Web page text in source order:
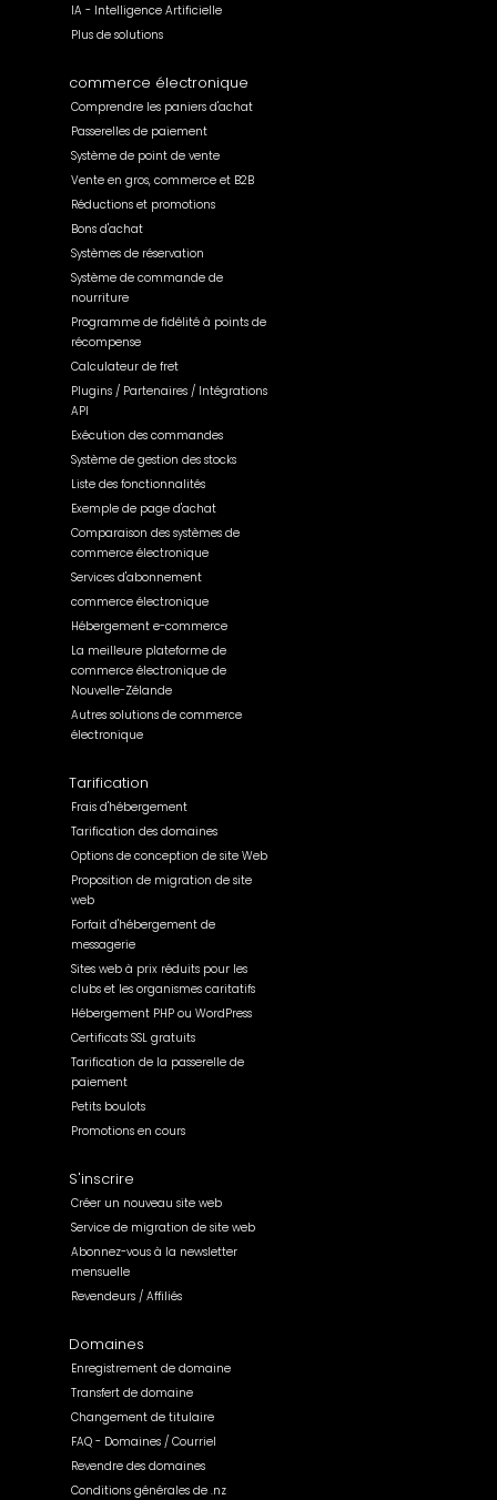
IA - Intelligence Artificielle
Plus de solutions
commerce électronique
Comprendre les paniers d'achat
Passerelles de paiement
Système de point de vente
Vente en gros, commerce et B2B
Réductions et promotions
Bons d'achat
Systèmes de réservation
Système de commande de
nourriture
Programme de fidélité à points de
récompense
Calculateur de fret
Plugins / Partenaires / Intégrations
API
Exécution des commandes
Système de gestion des stocks
Liste des fonctionnalités
Exemple de page d'achat
Comparaison des systèmes de
commerce électronique
Services d'abonnement
commerce électronique
Hébergement e-commerce
La meilleure plateforme de
commerce électronique de
Nouvelle-Zélande
Autres solutions de commerce
électronique
Tarification
Frais d'hébergement
Tarification des domaines
Options de conception de site Web
Proposition de migration de site
web
Forfait d'hébergement de
messagerie
Sites web à prix réduits pour les
clubs et les organismes caritatifs
Hébergement PHP ou WordPress
Certificats SSL gratuits
Tarification de la passerelle de
paiement
Petits boulots
Promotions en cours
S'inscrire
Créer un nouveau site web
Service de migration de site web
Abonnez-vous à la newsletter
mensuelle
Revendeurs / Affiliés
Domaines
Enregistrement de domaine
Transfert de domaine
Changement de titulaire
FAQ - Domaines / Courriel
Revendre des domaines
Conditions générales de .nz